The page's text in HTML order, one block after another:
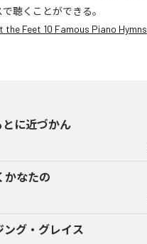
聴くことができる。
the Feet 10 Famous Piano Hymns
とに近づかん
かなたの
ング・グレイス